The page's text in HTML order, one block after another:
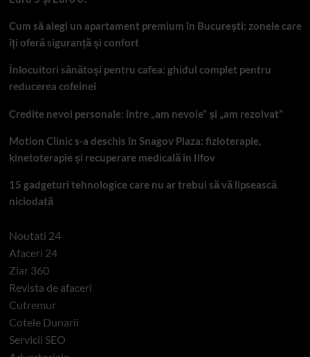
Cum să alegi un apartament premium în București: zonele care
îți oferă siguranță și confort
Înlocuitori sănătoși pentru cafea: ghidul complet pentru
reducerea cofeinei
Credite nevoi personale: între „am nevoie” și „am rezolvat”
Motion Clinic s-a deschis în Snagov Plaza: fizioterapie,
kinetoterapie și recuperare medicală în Ilfov
15 gadgeturi tehnologice care nu ar trebui să vă lipsească
niciodată
Noutati 24
Afaceri 24
Ziar 360
Revista de afaceri
Cutremur
Cotele Dunarii
Servicii SEO